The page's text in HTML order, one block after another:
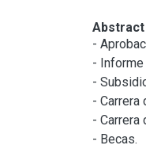
Abstract
-
-
-
- Carrera
- Carrera
- Becas.